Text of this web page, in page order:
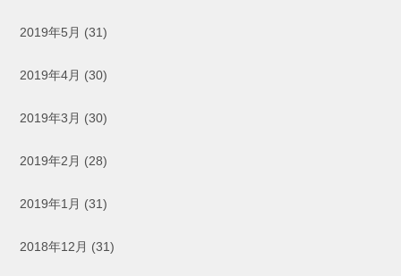
2019年5月 (31)
2019年4月 (30)
2019年3月 (30)
2019年2月 (28)
2019年1月 (31)
2018年12月 (31)